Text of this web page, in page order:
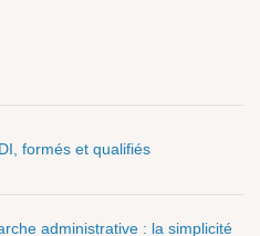
formés et qualifiés
administrative : la simplicité